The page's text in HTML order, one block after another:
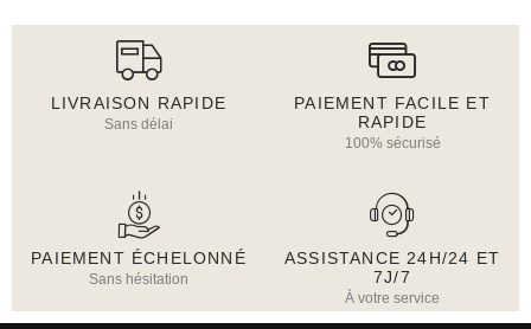
LIVRAISON RAPIDE
Sans délai
PAIEMENT FACILE ET
RAPIDE
100% sécurisé
PAIEMENT ÉCHELONNÉ
Sans hésitation
ASSISTANCE 24H/24 ET
7J/7
À votre service